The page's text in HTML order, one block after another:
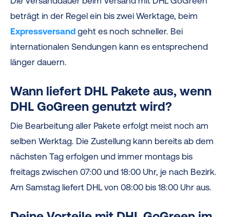
beträgt in der Regel ein bis zwei Werktage, beim
Expressversand geht es noch schneller. Bei
internationalen Sendungen kann es entsprechend
länger dauern.
Wann liefert DHL Pakete aus, wenn
DHL GoGreen genutzt wird?
Die Bearbeitung aller Pakete erfolgt meist noch am
selben Werktag. Die Zustellung kann bereits ab dem
nächsten Tag erfolgen und immer montags bis
freitags zwischen 07:00 und 18:00 Uhr, je nach Bezirk.
Am Samstag liefert DHL von 08:00 bis 18:00 Uhr aus.